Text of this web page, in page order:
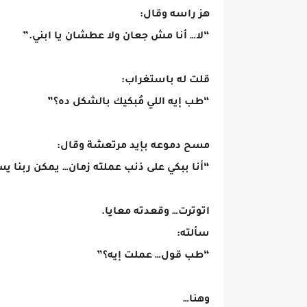
هز راسه وقال:
“لا… أنا مش جعان ولا عطشان يا ابني.”
قلت له باستغراب:
“طب إيه اللي مُبكيك بالشكل ده؟”
مسح دموعه بإيد مرتعشة وقال:
“أنا ببكي على ذنب عملته زمان… يمكن ربنا
اتوترت… وقعدته معايا.
سألته:
“طب قول… عملت إيه؟”
وهنا…